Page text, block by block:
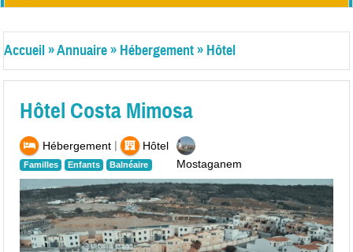
Accueil»Annuaire» Hébergement» Hôtel
Hôtel Costa Mimosa
Hébergement| Hôtel
Familles Enfants Balnéaire Mostaganem